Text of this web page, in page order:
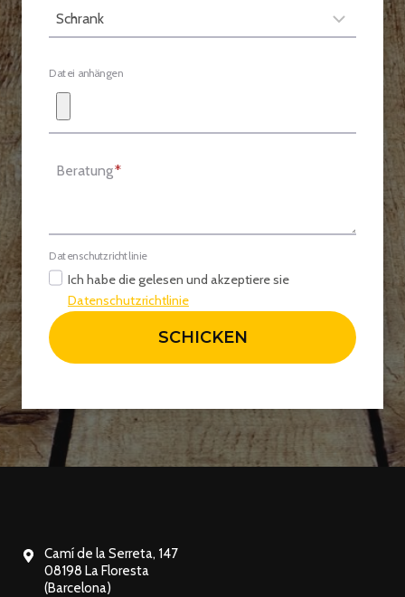
Datei anhängen
Beratung*
Datenschutzrichtlinie
Ich habe die gelesen und akzeptiere sie
Datenschutzrichtlinie
SCHICKEN
Camí de la Serreta, 147
08198 La Floresta
(Barcelona)